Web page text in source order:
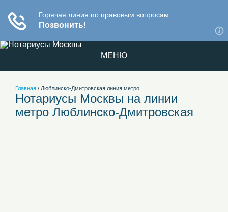
МЕНЮ
Главная / Люблинско-Дмитровская линия метро
Нотариусы Москвы на линии
метро Люблинско-Дмитровская